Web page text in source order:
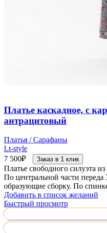
Платье каскадное, с
антрацитовый
Платья / Сарафаны
Lt-style
7 500₽ Заказ в 1 клик
Платье свободного силуэта
По центральной части переда
образующие сборку. По
Добавить в список желаний
Быстрый просмотр